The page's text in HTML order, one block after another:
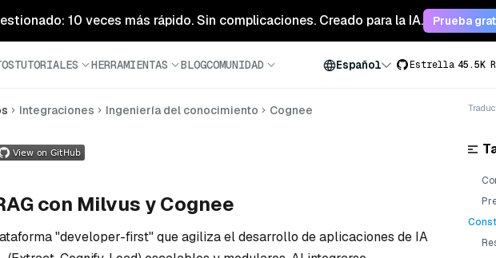
10 veces más rápido. Sin complicaciones. Creado para la IA. Prueba
TUTORIALES HERRAMIENTAS BLOGCOMUNIDAD Español Estrella 45.5K
Integraciones Ingeniería del conocimiento Cognee
con Milvus y Cognee
"developer-first" que agiliza el desarrollo de aplicaciones de IA